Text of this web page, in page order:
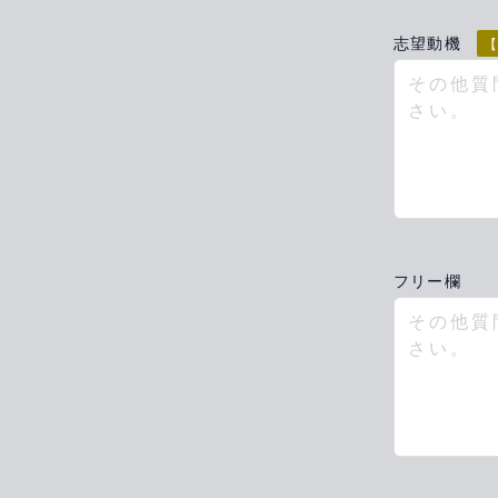
志望動機
フリー欄